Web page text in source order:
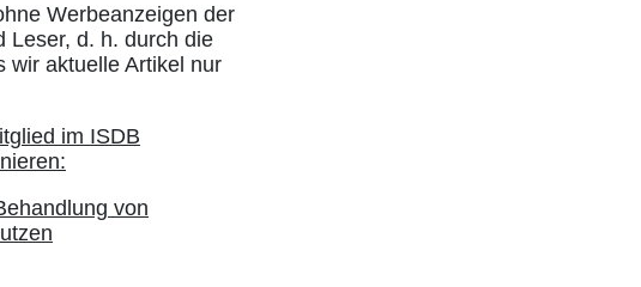
Werbeanzeigen der
Leser, d. h. durch die
wir aktuelle Artikel nur
von